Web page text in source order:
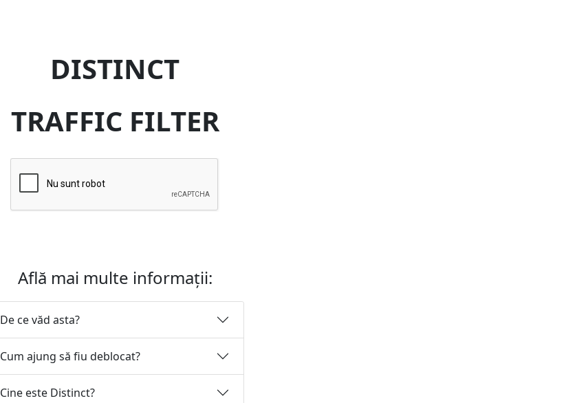
DISTINCT
TRAFFIC FILTER
Află mai multe informații:
De ce văd asta?
Cum ajung să fiu deblocat?
Cine este Distinct?